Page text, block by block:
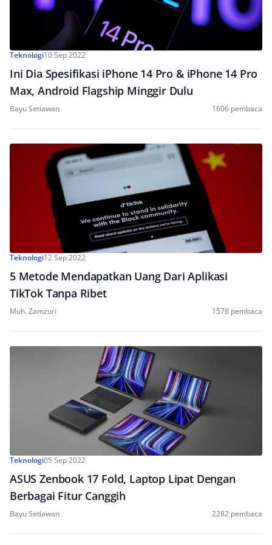
Teknologi10 Sep 2022
Ini Dia Spesifikasi iPhone 14 Pro & iPhone 14 Pro
Max, Android Flagship Minggir Dulu
Bayu Setiawan 1606 pembaca
Teknologi12 Sep 2022
5 Metode Mendapatkan Uang Dari Aplikasi
TikTok Tanpa Ribet
Muh. Zamzuri 1578 pembaca
Teknologi05 Sep 2022
ASUS Zenbook 17 Fold, Laptop Lipat Dengan
Berbagai Fitur Canggih
Bayu Setiawan 2282 pembaca